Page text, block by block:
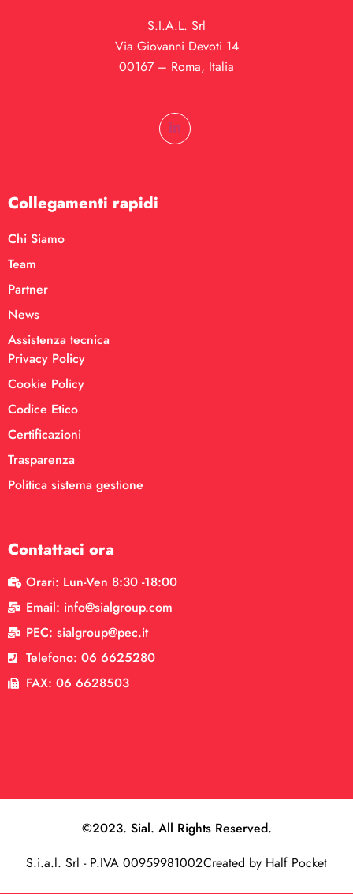
S.I.A.L. Srl
Via Giovanni Devoti 14
00167 – Roma, Italia
Collegamenti rapidi
Chi Siamo
Team
Partner
News
Assistenza tecnica
Privacy Policy
Cookie Policy
Codice Etico
Certificazioni
Trasparenza
Politica sistema gestione
Contattaci ora
Orari: Lun-Ven 8:30 -18:00
Email: info@sialgroup.com
PEC: sialgroup@pec.it
Telefono: 06 6625280
FAX: 06 6628503
©2023. Sial. All Rights Reserved.
S.i.a.l. Srl - P.IVA 00959981002Created by Half Pocket